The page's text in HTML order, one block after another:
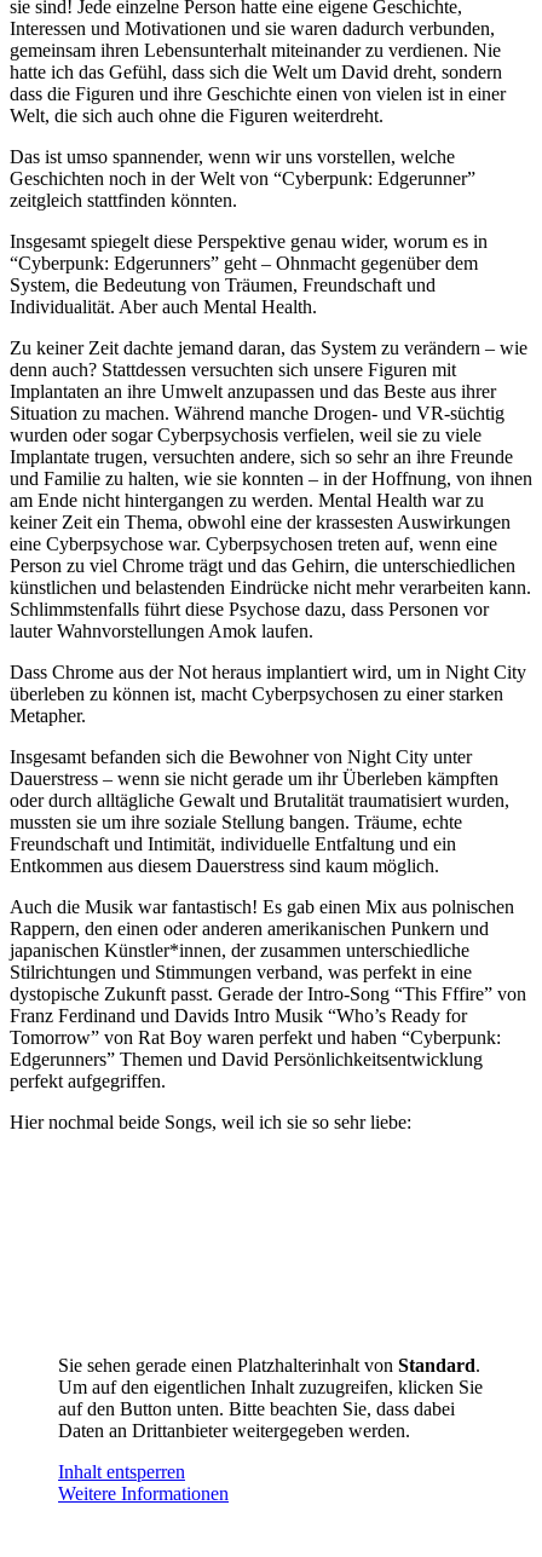
sie sind! Jede einzelne Person hatte eine eigene Geschichte,
Interessen und Motivationen und sie waren dadurch verbunden,
gemeinsam ihren Lebensunterhalt miteinander zu verdienen. Nie
hatte ich das Gefühl, dass sich die Welt um David dreht, sondern
dass die Figuren und ihre Geschichte einen von vielen ist in einer
Welt, die sich auch ohne die Figuren weiterdreht.
Das ist umso spannender, wenn wir uns vorstellen, welche
Geschichten noch in der Welt von “Cyberpunk: Edgerunner”
zeitgleich stattfinden könnten.
Insgesamt spiegelt diese Perspektive genau wider, worum es in
“Cyberpunk: Edgerunners” geht – Ohnmacht gegenüber dem
System, die Bedeutung von Träumen, Freundschaft und
Individualität. Aber auch Mental Health.
Zu keiner Zeit dachte jemand daran, das System zu verändern – wie
denn auch? Stattdessen versuchten sich unsere Figuren mit
Implantaten an ihre Umwelt anzupassen und das Beste aus ihrer
Situation zu machen. Während manche Drogen- und VR-süchtig
wurden oder sogar Cyberpsychosis verfielen, weil sie zu viele
Implantate trugen, versuchten andere, sich so sehr an ihre Freunde
und Familie zu halten, wie sie konnten – in der Hoffnung, von ihnen
am Ende nicht hintergangen zu werden. Mental Health war zu
keiner Zeit ein Thema, obwohl eine der krassesten Auswirkungen
eine Cyberpsychose war. Cyberpsychosen treten auf, wenn eine
Person zu viel Chrome trägt und das Gehirn, die unterschiedlichen
künstlichen und belastenden Eindrücke nicht mehr verarbeiten kann.
Schlimmstenfalls führt diese Psychose dazu, dass Personen vor
lauter Wahnvorstellungen Amok laufen.
Dass Chrome aus der Not heraus implantiert wird, um in Night City
überleben zu können ist, macht Cyberpsychosen zu einer starken
Metapher.
Insgesamt befanden sich die Bewohner von Night City unter
Dauerstress – wenn sie nicht gerade um ihr Überleben kämpften
oder durch alltägliche Gewalt und Brutalität traumatisiert wurden,
mussten sie um ihre soziale Stellung bangen. Träume, echte
Freundschaft und Intimität, individuelle Entfaltung und ein
Entkommen aus diesem Dauerstress sind kaum möglich.
Auch die Musik war fantastisch! Es gab einen Mix aus polnischen
Rappern, den einen oder anderen amerikanischen Punkern und
japanischen Künstler*innen, der zusammen unterschiedliche
Stilrichtungen und Stimmungen verband, was perfekt in eine
dystopische Zukunft passt. Gerade der Intro-Song “This Fffire” von
Franz Ferdinand und Davids Intro Musik “Who’s Ready for
Tomorrow” von Rat Boy waren perfekt und haben “Cyberpunk:
Edgerunners” Themen und David Persönlichkeitsentwicklung
perfekt aufgegriffen.
Hier nochmal beide Songs, weil ich sie so sehr liebe:
Sie sehen gerade einen Platzhalterinhalt von Standard.
Um auf den eigentlichen Inhalt zuzugreifen, klicken Sie
auf den Button unten. Bitte beachten Sie, dass dabei
Daten an Drittanbieter weitergegeben werden.
Inhalt entsperren
Weitere Informationen